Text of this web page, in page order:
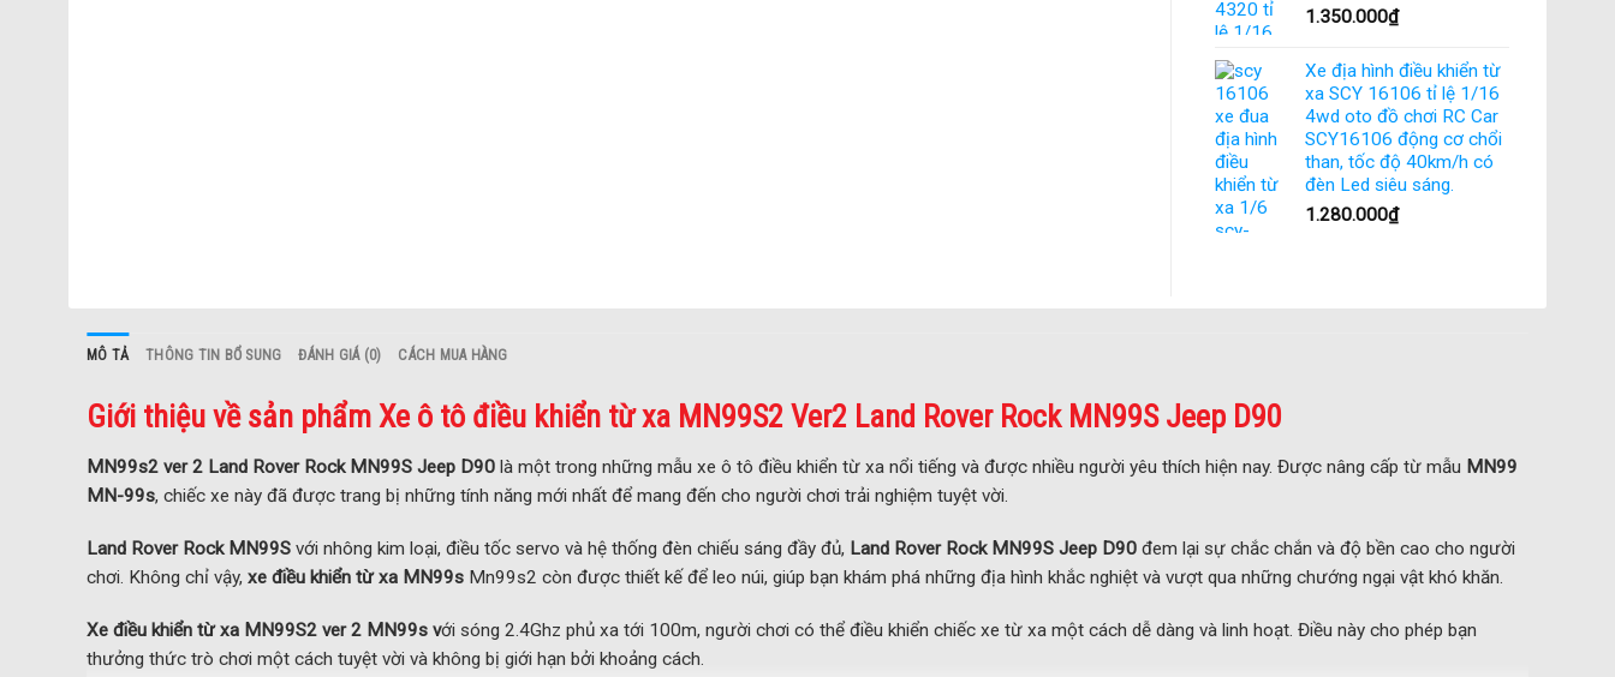
1.350.000₫
Xe địa hình điều khiển từ
xa SCY 16106 tỉ lệ 1/16
4wd oto đồ chơi RC Car
SCY16106 động cơ chổi
than, tốc độ 40km/h có
đèn Led siêu sáng.
1.280.000₫
MÔ TẢ THÔNG TIN BỔ SUNG ĐÁNH GIÁ (0) CÁCH MUA HÀNG
Giới thiệu về sản phẩm Xe ô tô điều khiển từ xa MN99S2 Ver2 Land Rover Rock MN99S Jeep D90
MN99s2 ver 2 Land Rover Rock MN99S Jeep D90 là một trong những mẫu xe ô tô điều khiển từ xa nổi tiếng và được nhiều người yêu thích hiện nay. Được nâng cấp từ mẫu MN99
MN-99s, chiếc xe này đã được trang bị những tính năng mới nhất để mang đến cho người chơi trải nghiệm tuyệt vời.
Land Rover Rock MN99S với nhông kim loại, điều tốc servo và hệ thống đèn chiếu sáng đầy đủ, Land Rover Rock MN99S Jeep D90 đem lại sự chắc chắn và độ bền cao cho người
chơi. Không chỉ vậy, xe điều khiển từ xa MN99s Mn99s2 còn được thiết kế để leo núi, giúp bạn khám phá những địa hình khắc nghiệt và vượt qua những chướng ngại vật khó khăn.
Xe điều khiển từ xa MN99S2 ver 2 MN99s với sóng 2.4Ghz phủ xa tới 100m, người chơi có thể điều khiển chiếc xe từ xa một cách dễ dàng và linh hoạt. Điều này cho phép bạn
thưởng thức trò chơi một cách tuyệt vời và không bị giới hạn bởi khoảng cách.